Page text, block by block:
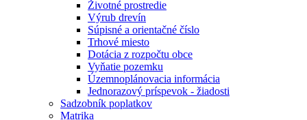
Životné prostredie
Výrub drevín
Súpisné a orientačné číslo
Trhové miesto
Dotácia z rozpočtu obce
Vyňatie pozemku
Územnoplánovacia informácia
Jednorazový príspevok - žiadosti
Sadzobník poplatkov
Matrika